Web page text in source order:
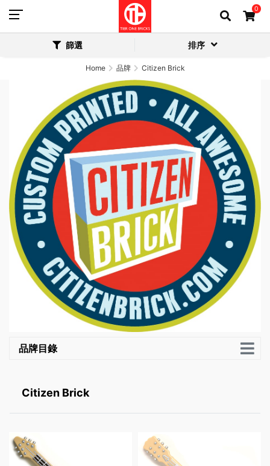
0
篩選 排序
Home 品牌 Citizen Brick
品牌目錄
Citizen Brick